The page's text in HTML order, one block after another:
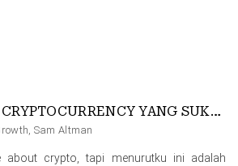
CARA MEMBUAT CRYPTOCURRENCY YANG SUKSES
, Sam Altman
about crypto, tapi menurutku ini adalah